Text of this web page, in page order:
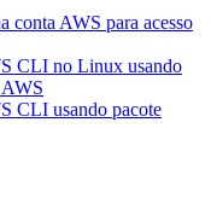
conta AWS para acesso
CLI no Linux usando
CLI usando pacote